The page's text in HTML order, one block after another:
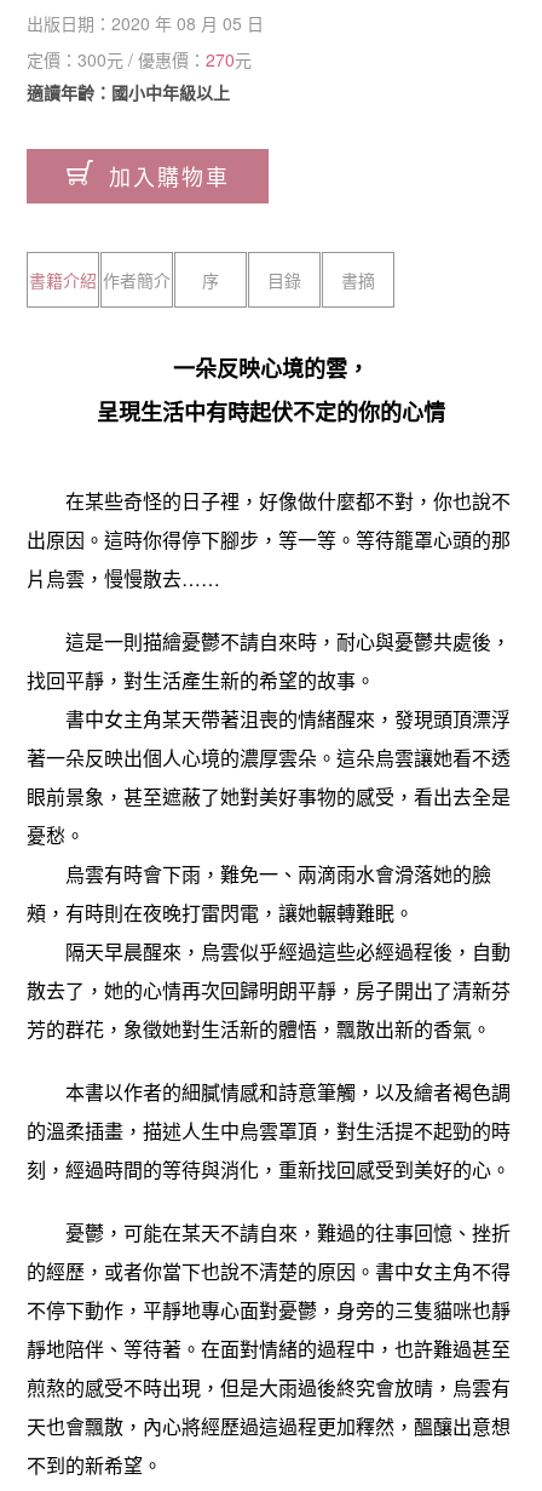
出版日期：2020 年 08 月 05 日
定價：300元 / 優惠價：270元
適讀年齡：國小中年級以上
加入購物車
書籍介紹 作者簡介 序 目錄 書摘
一朵反映心境的雲，
呈現生活中有時起伏不定的你的心情
在某些奇怪的日子裡，好像做什麼都不對，你也說不
出原因。這時你得停下腳步，等一等。等待籠罩心頭的那
片烏雲，慢慢散去……
這是一則描繪憂鬱不請自來時，耐心與憂鬱共處後，
找回平靜，對生活產生新的希望的故事。
書中女主角某天帶著沮喪的情緒醒來，發現頭頂漂浮
著一朵反映出個人心境的濃厚雲朵。這朵烏雲讓她看不透
眼前景象，甚至遮蔽了她對美好事物的感受，看出去全是
憂愁。
烏雲有時會下雨，難免一、兩滴雨水會滑落她的臉
頰，有時則在夜晚打雷閃電，讓她輾轉難眠。
隔天早晨醒來，烏雲似乎經過這些必經過程後，自動
散去了，她的心情再次回歸明朗平靜，房子開出了清新芬
芳的群花，象徵她對生活新的體悟，飄散出新的香氣。
本書以作者的細膩情感和詩意筆觸，以及繪者褐色調
的溫柔插畫，描述人生中烏雲罩頂，對生活提不起勁的時
刻，經過時間的等待與消化，重新找回感受到美好的心。
憂鬱，可能在某天不請自來，難過的往事回憶、挫折
的經歷，或者你當下也說不清楚的原因。書中女主角不得
不停下動作，平靜地專心面對憂鬱，身旁的三隻貓咪也靜
靜地陪伴、等待著。在面對情緒的過程中，也許難過甚至
煎熬的感受不時出現，但是大雨過後終究會放晴，烏雲有
天也會飄散，內心將經歷過這過程更加釋然，醞釀出意想
不到的新希望。